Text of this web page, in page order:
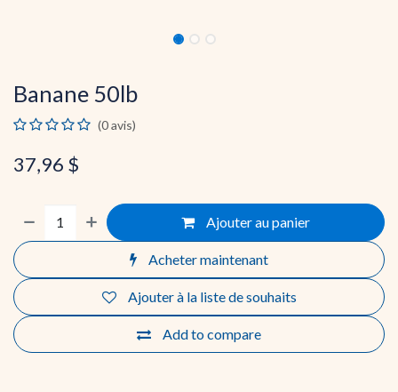
Banane 50lb
(0 avis)
37,96 $
Ajouter au panier
Acheter maintenant
Add to compare
Ajouter à la liste de souhaits